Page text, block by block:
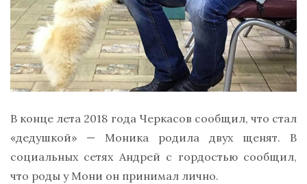
В конце лета 2018 года Черкасов сообщил, что стал
«дедушкой» — Моника родила двух щенят. В
социальных сетях Андрей с гордостью сообщил,
что роды у Мони он принимал лично.